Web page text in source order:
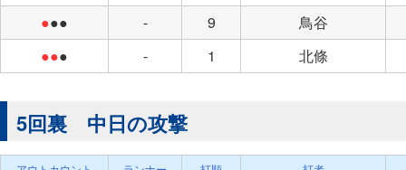
●●● - 9
鳥谷
●●● - 1 北條
5回裏 中日の攻撃